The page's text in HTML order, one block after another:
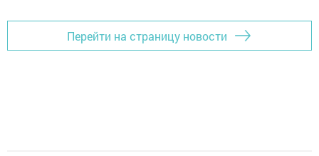
Перейти на страницу новости